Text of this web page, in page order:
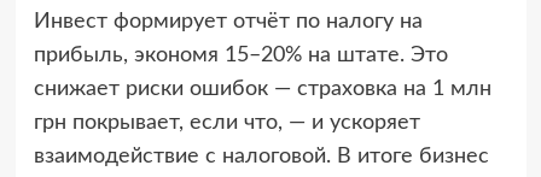
Инвест формирует отчёт по налогу на
прибыль, экономя 15–20% на штате. Это
снижает риски ошибок — страховка на 1 млн
грн покрывает, если что, — и ускоряет
взаимодействие с налоговой. В итоге бизнес